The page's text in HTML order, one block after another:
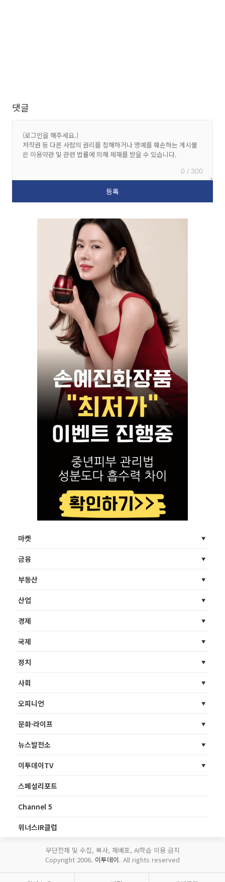
댓글
0 / 300
마켓
금융
부동산
산업
경제
국제
정치
사회
오피니언
문화·라이프
뉴스발전소
이투데이TV
스페셜리포트
Channel 5
위너스IR클럽
무단전재 및 수집, 복사, 재배포, AI학습 이용 금지
Copyright 2006. 이투데이. All rights reserved